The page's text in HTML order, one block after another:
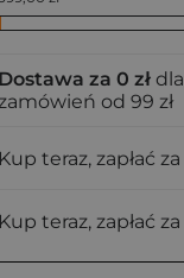
Dostawa za 0 zł dla
od 99 zł
Kup teraz, zapłać za
Kup teraz, zapłać za